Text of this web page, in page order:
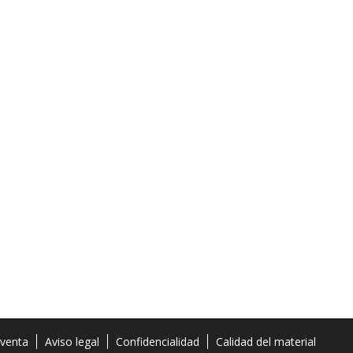
Aviso legal Confidencialidad Calidad del material